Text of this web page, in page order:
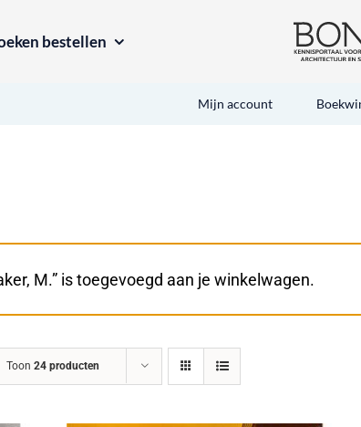
bestellen
Mijn account
M.” is toegevoegd aan je winkelwagen.
Toon 24 producten